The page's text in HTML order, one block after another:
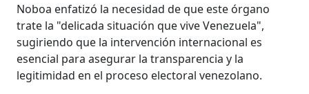
Noboa enfatizó la necesidad de que este órgano
trate la "delicada situación que vive Venezuela",
sugiriendo que la intervención internacional es
esencial para asegurar la transparencia y la
legitimidad en el proceso electoral venezolano.